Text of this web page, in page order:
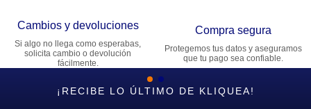
Cambios y devoluciones
Si algo no llega como esperabas,
solicita cambio o devolución
fácilmente.
Compra segura
Protegemos tus datos y aseguramos
que tu pago sea confiable.
¡RECIBE LO ÚLTIMO DE KLIQUEA!